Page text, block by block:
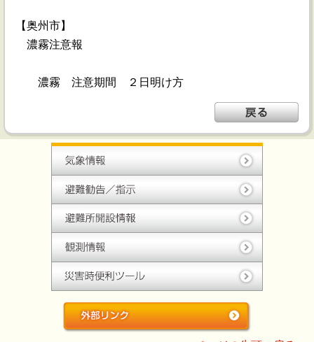
【奥州市】
濃霧注意報
濃霧 注意期間 ２日明け方